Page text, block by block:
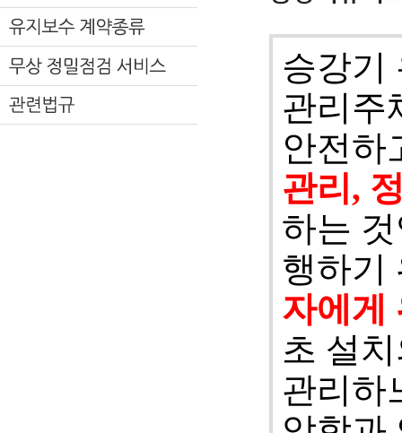
승강기
관리주
안전하
관리,
하는
행하기
자에게
초 설
관리하